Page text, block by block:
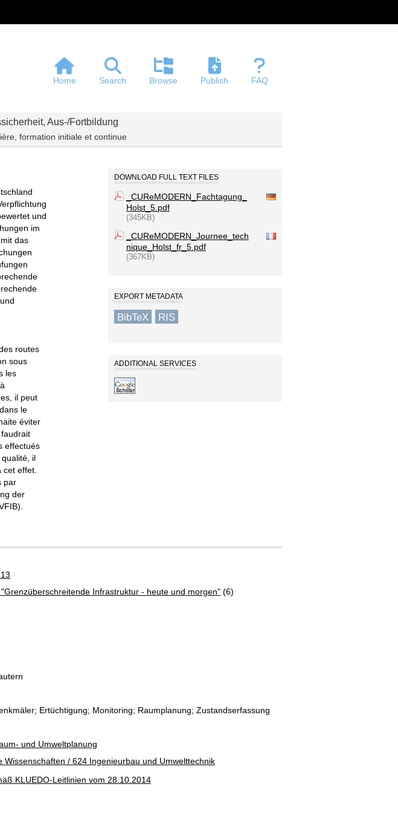
Home Search Browse Publish FAQ
Aus-/Fortbildung
formation initiale et continue
und
im
das
routes
sous
les
il peut
le
éviter
effectués
il
cet effet.
par
der
DOWNLOAD FULL TEXT FILES
_CUReMODERN_Fachtagung_
Holst_5.pdf
(345KB)
_CUReMODERN_Journee_tech
nique_Holst_fr_5.pdf
(367KB)
EXPORT METADATA
BibTeX RIS
ADDITIONAL SERVICES
Infrastruktur - heute und morgen" (6)
Ertüchtigung; Monitoring; Raumplanung; Zustandserfassung
und Umweltplanung
Wissenschaften / 624 Ingenieurbau und Umwelttechnik
KLUEDO-Leitlinien vom 28.10.2014